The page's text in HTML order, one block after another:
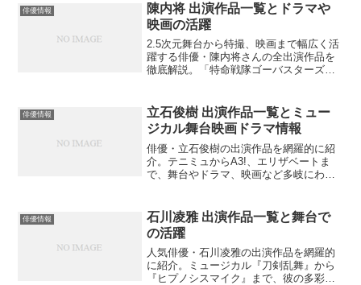
俳優情報
陳内将 出演作品一覧とドラマや
映画の活躍
2.5次元舞台から特撮、映画まで幅広く活
躍する俳優・陳内将さんの全出演作品を
徹底解説。「特命戦隊ゴーバスターズ」
す。あなたはどの作品から彼の魅力に触
れてみますか？
俳優情報
立石俊樹 出演作品一覧とミュー
ジカル舞台映画ドラマ情報
俳優・立石俊樹の出演作品を網羅的に紹
介。テニミュからA3!、エリザベートま
で、舞台やドラマ、映画など多岐にわた
か？
俳優情報
石川凌雅 出演作品一覧と舞台で
の活躍
人気俳優・石川凌雅の出演作品を網羅的
に紹介。ミュージカル『刀剣乱舞』から
『ヒプノシスマイク』まで、彼の多彩な